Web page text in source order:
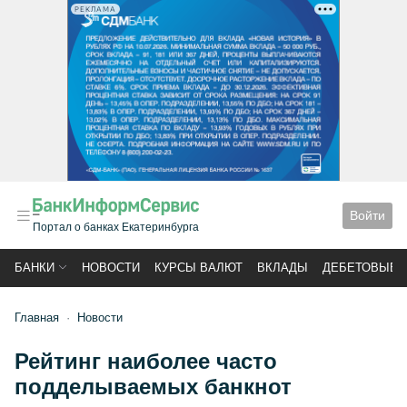
РЕКЛАМА
Портал о банках Екатеринбурга
Войти
БАНКИ НОВОСТИ КУРСЫ ВАЛЮТ ВКЛАДЫ ДЕБЕТОВЫЕ
Главная Новости
Рейтинг наиболее часто
подделываемых банкнот